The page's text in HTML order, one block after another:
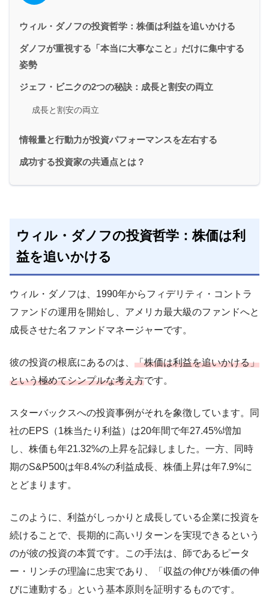
ウィル・ダノフの投資哲学：株価は利益を追いかける
ダノフが重視する「本当に大事なこと」だけに集中する
姿勢
ジェフ・ビニクの2つの秘訣：成長と割安の両立
成長と割安の両立
情報量と行動力が投資パフォーマンスを左右する
成功する投資家の共通点とは？
ウィル・ダノフの投資哲学：株価は利
益を追いかける
ウィル・ダノフは、1990年からフィデリティ・コントラ
ファンドの運用を開始し、アメリカ最大級のファンドへと
成長させた名ファンドマネージャーです。
彼の投資の根底にあるのは、 「株価は利益を追いかける」
という極めてシンプルな考え方です。
スターバックスへの投資事例がそれを象徴しています。同
社のEPS（1株当たり利益）は20年間で年27.45%増加
し、株価も年21.32%の上昇を記録しました。一方、同時
期のS&P500は年8.4%の利益成長、株価上昇は年7.9%に
とどまります。
このように、利益がしっかりと成長している企業に投資を
続けることで、長期的に高いリターンを実現できるという
のが彼の投資の本質です。この手法は、師であるピータ
ー・リンチの理論に忠実であり、「収益の伸びが株価の伸
びに連動する」という基本原則を証明するものです。